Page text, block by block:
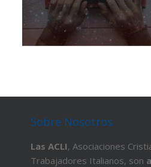
Sobre Nosotros
Las ACLI, Asociaciones
Trabajadores Italianos, son